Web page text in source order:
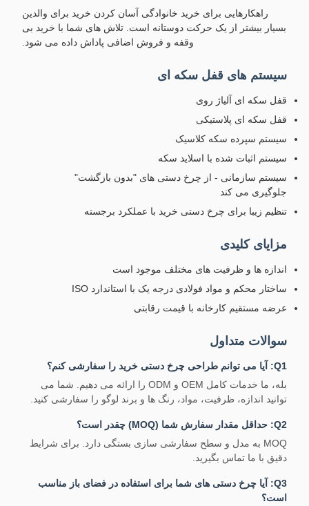
راهکارهایی برای خرید خانوادگی آسان کردن خرید برای والدین
بسیار بیشتر از یک حرکت دوستانه است. تلاش های شما با خرید بی
وقفه و فروش اضافی پاداش داده می شود.
سیستم های قفل سکه ای
قفل سکه ای آلیاژ روی
قفل سکه ای پلاستیکی
سیستم سپرده سکه کلاسیک
سیستم اثبات شده با اسلاید سکه
سیستم سازمانی - از چرخ دستی های "بدون بازگشت"
جلوگیری می کند
تنظیم زیبا برای چرخ دستی خرید با عملکرد برجسته
مزایای کلیدی
اندازه ها و ظرفیت های مختلف موجود است
ساختار محکم و مواد فولادی درجه یک با استاندارد ISO
عرضه مستقیم کارخانه با قیمت رقابتی
سوالات متداول
Q1: آیا می توانم طراحی چرخ دستی خرید را سفارشی کنم؟
بله، ما خدمات کامل OEM و ODM را ارائه می دهیم. شما می
توانید اندازه، ظرفیت، مواد، رنگ ها و برند لوگو را سفارشی کنید.
Q2: حداقل مقدار سفارش شما (MOQ) چقدر است؟
MOQ به مدل و سطح سفارشی سازی بستگی دارد. برای شرایط
دقیق با ما تماس بگیرید.
Q3: آیا چرخ دستی های شما برای استفاده در فضای باز مناسب
است؟